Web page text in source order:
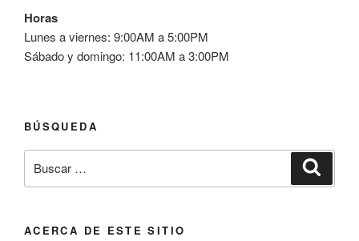
Horas
Lunes a viernes: 9:00AM a 5:00PM
Sábado y domingo: 11:00AM a 3:00PM
BÚSQUEDA
por:
ACERCA DE ESTE SITIO